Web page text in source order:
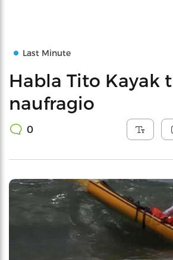
Last Minute
Habla Tito Kayak
naufragio
0